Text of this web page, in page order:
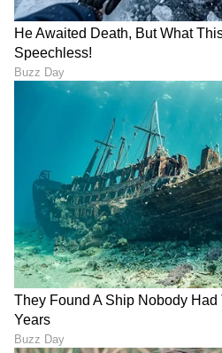
7
8
ಮತ್ತೆ ಕೆಲವರು ಡ್ರೋನ್ ಗೆ
ಅದಕ್ಕಾಗಿಯೇ ಅವನನ್ನು
ಕೆಲವರು ಡ್ರೋನ್ ಗೆ ಸಪೋರ್ಟ್
ಆಗ್ತಿದ್ದಿವಿ ಏನೋ ಎಂದಿದ್ದಾರೆ.
ಕಾರ್ತಿಕ್ ಟೀಮಲ್ಲಿ ಇದ್ರೆ